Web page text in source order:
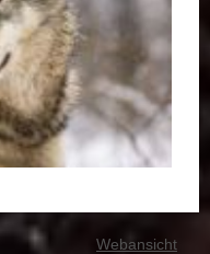
Webansicht